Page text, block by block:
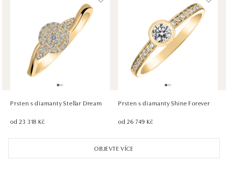
HALADA OC Avion, Bratislava
Ivanská cesta 16, 821 04 Bratislava
tel.: +421 917 090 372
dnes otevřeno do 21:00
HALADA OC Eurovea, Bratislava
Pribinova 8, 811 09 Bratislava
dnes otevřeno do 21:00
OBJEVTE VÍCE
Prsten s diamanty Stellar Dream
od 23 318 Kč
Prsten s diamanty Shine Forever
od 26 749 Kč